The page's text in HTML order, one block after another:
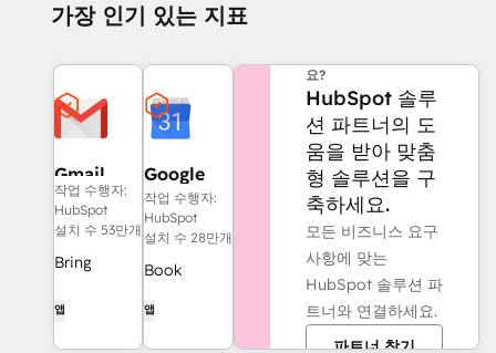
가장 인기 있는 지표
Gmail
작업 수행자:
HubSpot
설치 수 53만개
Bring
your inbox
with the
앱
Google
Calendar
작업 수행자:
HubSpot
설치 수 28만개
Book
앱
요?
HubSpot 솔루
션 파트너의 도
움을 받아 맞춤
형 솔루션을 구
축하세요.
모든 비즈니스 요구
사항에 맞는
HubSpot 솔루션 파
트너와 연결하세요.
파트너 찾기